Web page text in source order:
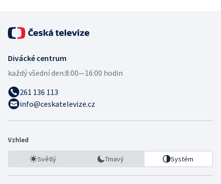
Divácké centrum
každý všední den:8:00—16:00 hodin
261 136 113
info@ceskatelevize.cz
Vzhled
Světlý Tmavý Systém